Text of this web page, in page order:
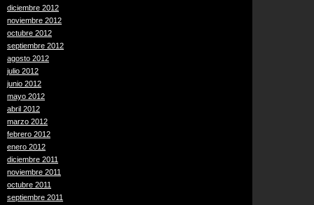
diciembre 2012
noviembre 2012
octubre 2012
septiembre 2012
agosto 2012
julio 2012
junio 2012
mayo 2012
abril 2012
marzo 2012
febrero 2012
enero 2012
diciembre 2011
noviembre 2011
octubre 2011
septiembre 2011